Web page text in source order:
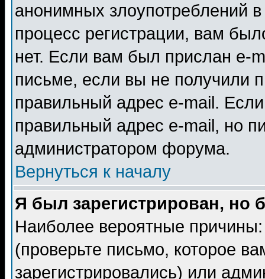
анонимных злоупотреблений
процесс регистрации, вам
нет. Если вам был прислан e-
письме, если вы не получили
правильный адрес e-mail.
правильный адрес e-mail, но
администратором форума.
Вернуться к началу
Я был зарегистрирован, но
Наиболее вероятные
(проверьте письмо, которое
зарегистрировались) или